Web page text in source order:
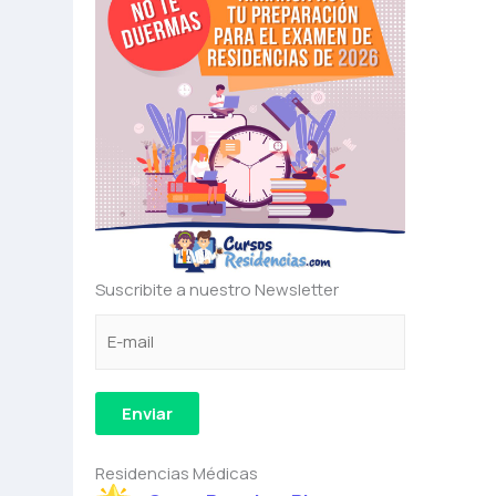
Suscribite a nuestro Newsletter
t
ó
e
e
e
e
Enviar
Residencias Médicas